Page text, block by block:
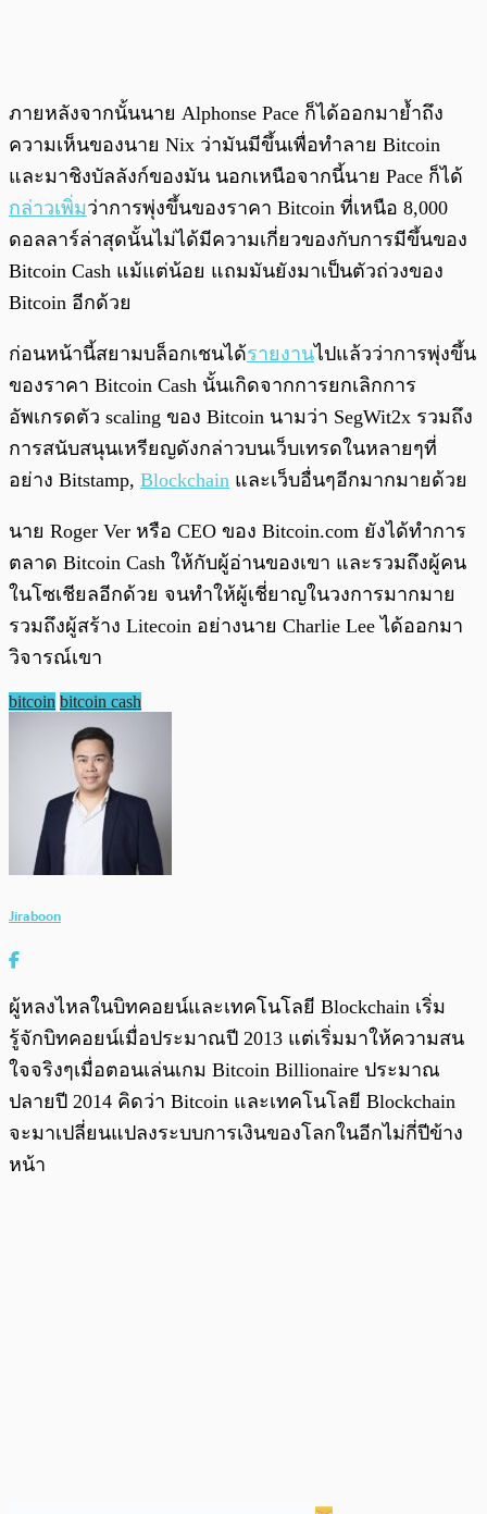
ภายหลังจากนั้นนาย Alphonse Pace ก็ได้ออกมาย้ำถึง
ความเห็นของนาย Nix ว่ามันมีขึ้นเพื่อทำลาย Bitcoin
และมาชิงบัลลังก์ของมัน นอกเหนือจากนี้นาย Pace ก็ได้
กล่าวเพิ่มว่าการพุ่งขึ้นของราคา Bitcoin ที่เหนือ 8,000
ดอลลาร์ล่าสุดนั้นไม่ได้มีความเกี่ยวของกับการมีขึ้นของ
Bitcoin Cash แม้แต่น้อย แถมมันยังมาเป็นตัวถ่วงของ
Bitcoin อีกด้วย
ก่อนหน้านี้สยามบล็อกเชนได้รายงานไปแล้วว่าการพุ่งขึ้น
ของราคา Bitcoin Cash นั้นเกิดจากการยกเลิกการ
อัพเกรดตัว scaling ของ Bitcoin นามว่า SegWit2x รวมถึง
การสนับสนุนเหรียญดังกล่าวบนเว็บเทรดในหลายๆที่
อย่าง Bitstamp, Blockchain และเว็บอื่นๆอีกมากมายด้วย
นาย Roger Ver หรือ CEO ของ Bitcoin.com ยังได้ทำการ
ตลาด Bitcoin Cash ให้กับผู้อ่านของเขา และรวมถึงผู้คน
ในโซเชียลอีกด้วย จนทำให้ผู้เชี่ยาญในวงการมากมาย
รวมถึงผู้สร้าง Litecoin อย่างนาย Charlie Lee ได้ออกมา
วิจารณ์เขา
bitcoin bitcoin cash
Jiraboon
ผู้หลงไหลในบิทคอยน์และเทคโนโลยี Blockchain เริ่ม
รู้จักบิทคอยน์เมื่อประมาณปี 2013 แต่เริ่มมาให้ความสน
ใจจริงๆเมื่อตอนเล่นเกม Bitcoin Billionaire ประมาณ
ปลายปี 2014 คิดว่า Bitcoin และเทคโนโลยี Blockchain
จะมาเปลี่ยนแปลงระบบการเงินของโลกในอีกไม่กี่ปีข้าง
หน้า